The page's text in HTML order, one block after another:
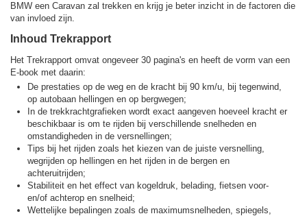
BMW een Caravan zal trekken en krijg je beter inzicht in de factoren die
van invloed zijn.
Inhoud Trekrapport
Het Trekrapport omvat ongeveer 30 pagina's en heeft de vorm van een
E-book met daarin:
De prestaties op de weg en de kracht bij 90 km/u, bij tegenwind,
op autobaan hellingen en op bergwegen;
In de trekkracht­grafieken wordt exact aangeven hoeveel kracht er
beschikbaar is om te rijden bij verschillende snelheden en
omstandigheden in de versnellingen;
Tips bij het rijden zoals het kiezen van de juiste versnelling,
wegrijden op hellingen en het rijden in de bergen en
achteruitrijden;
Stabiliteit en het effect van kogeldruk, belading, fietsen voor-
en/of achterop en snelheid;
Wettelijke bepalingen zoals de maximumsnelheden, spiegels,